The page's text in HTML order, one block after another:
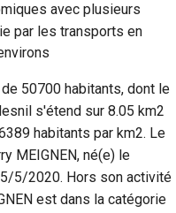
avec plusieurs
par les transports en
50700 habitants, dont le
s'étend sur 8.05 km2
habitants par km2. Le
MEIGNEN, né(e) le
5/2020. Hors son activité
est dans la catégorie